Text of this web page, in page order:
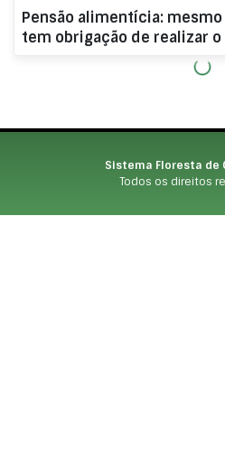
Pensão alimentícia:
tem obrigação de realizar o
Sistema Floresta de
Todos os direitos